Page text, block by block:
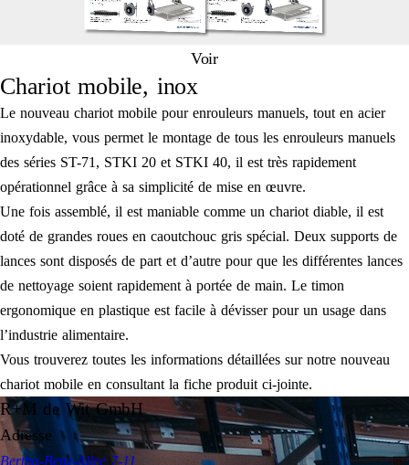
Voir
Chariot mobile, inox
Le nouveau chariot mobile pour enrouleurs manuels, tout en acier
inoxydable, vous permet le montage de tous les enrouleurs manuels
des séries ST-71, STKI 20 et STKI 40, il est très rapidement
opérationnel grâce à sa simplicité de mise en œuvre.
Une fois assemblé, il est maniable comme un chariot diable, il est
doté de grandes roues en caoutchouc gris spécial. Deux supports de
lances sont disposés de part et d’autre pour que les différentes lances
de nettoyage soient rapidement à portée de main. Le timon
ergonomique en plastique est facile à dévisser pour un usage dans
l’industrie alimentaire.
Vous trouverez toutes les informations détaillées sur notre nouveau
chariot mobile en consultant la fiche produit ci-jointe.
R+M de Wit GmbH
Adresse
Bertha-Benz-Allee 7-11